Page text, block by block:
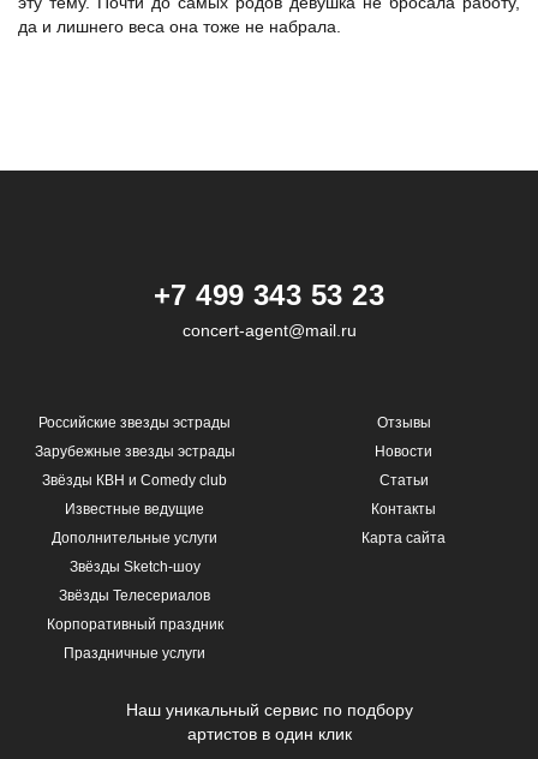
да и лишнего веса она тоже не набрала.
+7 499 343 53 23
concert-agent@mail.ru
Российские звезды эстрады
Зарубежные звезды эстрады
Звёзды КВН и Comedy club
Известные ведущие
Дополнительные услуги
Звёзды Sketch-шоу
Звёзды Телесериалов
Корпоративный праздник
Праздничные услуги
Отзывы
Новости
Статьи
Контакты
Карта сайта
Наш уникальный сервис по подбору
артистов в один клик